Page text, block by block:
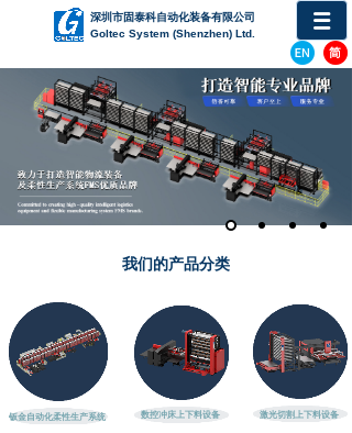
深圳 市固泰科自动化装备有限公司
Goltec System (Shenzhen) Ltd.
我们的产品分类
激光切割上下料设备
数控冲床上下料设备
钣金自动化柔性生产系统